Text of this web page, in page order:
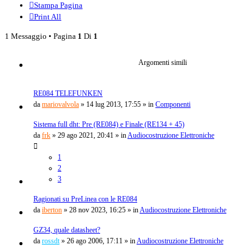
Stampa Pagina
Print All
1 Messaggio • Pagina 1 Di 1
Argomenti simili
RE084 TELEFUNKEN
da mariovalvola » 14 lug 2013, 17:55 » in Componenti
Sistema full dht: Pre (RE084) e Finale (RE134 + 45)
da frk » 29 ago 2021, 20:41 » inAudiocostruzione Elettroniche
1
2
3
Ragionati su PreLinea con le RE084
da iberton » 28 nov 2023, 16:25 » inAudiocostruzione Elettroniche
GZ34, quale datasheet?
da rossdt» 26 ago 2006, 17:11 » inAudiocostruzione Elettroniche